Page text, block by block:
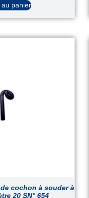
au panier
cochon à souder à
20 SN° 654